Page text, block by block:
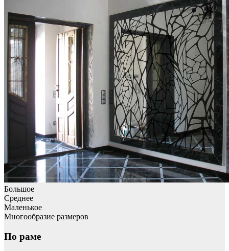
Большое
Среднее
Маленькое
Многообразие размеров
По раме